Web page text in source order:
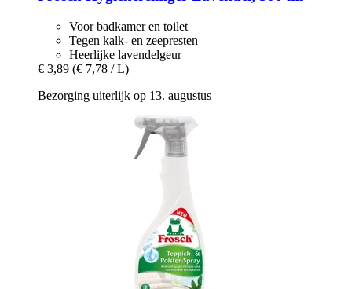
Voor badkamer en toilet
Tegen kalk- en zeepresten
Heerlijke lavendelgeur
€ 3,89 (€ 7,78 / L)
Bezorging uiterlijk op 13. augustus